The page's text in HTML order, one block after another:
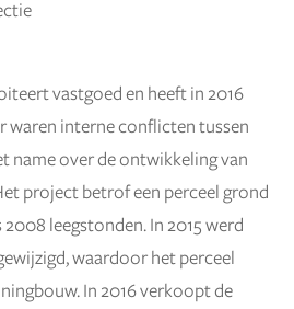
vastgoed en heeft in 2016
waren interne conflicten tussen
name over de ontwikkeling van
project betrof een perceel grond
leegstonden. In 2015 werd
waardoor het perceel
In 2016 verkoopt de